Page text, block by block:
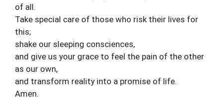
of all.
Take special care of those who risk their lives for
this;
shake our sleeping consciences,
and give us your grace to feel the pain of the other
as our own,
and transform reality into a promise of life.
Amen.